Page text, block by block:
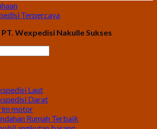
Terpercaya
PT. Wexpedisi Nakulle Sukses
Laut
Darat
motor
Rumah Terbaik